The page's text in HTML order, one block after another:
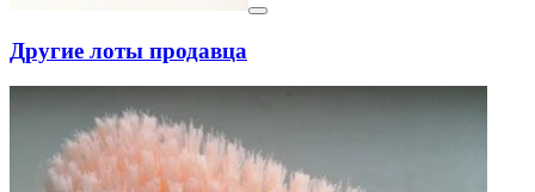
Другие лоты продавца